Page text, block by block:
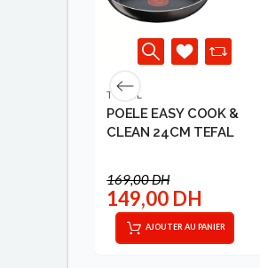
TEFAL
POELE EASY COOK &
CLEAN 24CM TEFAL
169,00 DH
149,00 DH
AJOUTER AU PANIER